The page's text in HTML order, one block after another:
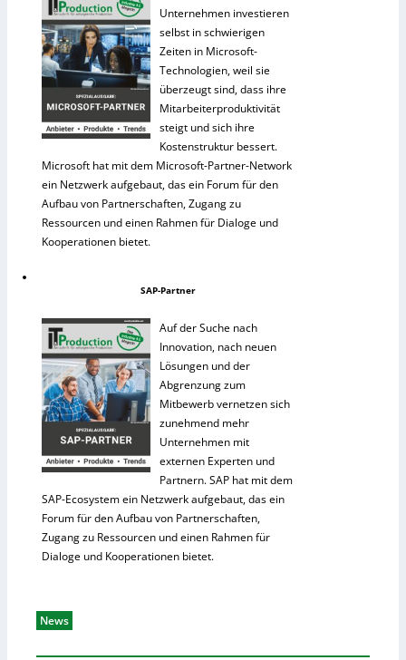
Unternehmen investieren
selbst in schwierigen
Zeiten in Microsoft-
Technologien, weil sie
überzeugt sind, dass ihre
Mitarbeiterproduktivität
steigt und sich ihre
Kostenstruktur bessert.
Microsoft hat mit dem Microsoft-Partner-Network
ein Netzwerk aufgebaut, das ein Forum für den
Aufbau von Partnerschaften, Zugang zu
Ressourcen und einen Rahmen für Dialoge und
Kooperationen bietet.
SAP-Partner
Auf der Suche nach
Innovation, nach neuen
Lösungen und der
Abgrenzung zum
Mitbewerb vernetzen sich
zunehmend mehr
Unternehmen mit
externen Experten und
Partnern. SAP hat mit dem
SAP-Ecosystem ein Netzwerk aufgebaut, das ein
Forum für den Aufbau von Partnerschaften,
Zugang zu Ressourcen und einen Rahmen für
Dialoge und Kooperationen bietet.
News